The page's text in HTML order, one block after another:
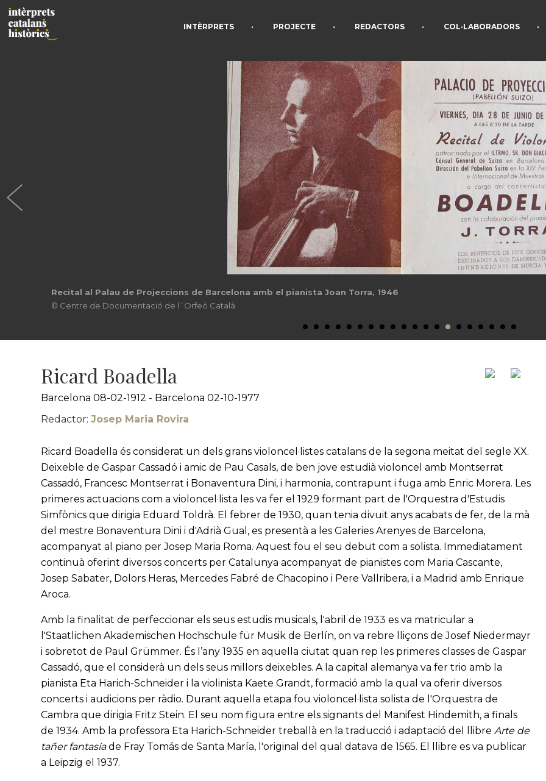
INTÈRPRETS • PROJECTE • REDACTORS • COL·LABORADORS •
Recital a Tetuán amb el pianista Jose Maria Garrido, 1947
© Arxiu familia Boadella
Ricard Boadella
Barcelona 08-02-1912 - Barcelona 02-10-1977
Redactor:Josep Maria Rovira
Ricard Boadella és considerat un dels grans violoncel·listes catalans de la segona meitat del segle XX.
Deixeble de Gaspar Cassadó i amic de Pau Casals, de ben jove estudià violoncel amb Montserrat
Cassadó, Francesc Montserrat i Bonaventura Dini, i harmonia, contrapunt i fuga amb Enric Morera. Les
primeres actuacions com a violoncel·lista les va fer el 1929 formant part de l'Orquestra d'Estudis
Simfònics que dirigia Eduard Toldrà. El febrer de 1930, quan tenia divuit anys acabats de fer, de la mà
del mestre Bonaventura Dini i d'Adrià Gual, es presentà a les Galeries Arenyes de Barcelona,
acompanyat al piano per Josep Maria Roma. Aquest fou el seu debut com a solista. Immediatament
continuà oferint diversos concerts per Catalunya acompanyat de pianistes com Maria Cascante,
Josep Sabater, Dolors Heras, Mercedes Fabré de Chacopino i Pere Vallribera, i a Madrid amb Enrique
Aroca.
Amb la finalitat de perfeccionar els seus estudis musicals, l'abril de 1933 es va matricular a
l'Staatlichen Akademischen Hochschule für Musik de Berlín, on va rebre lliçons de Josef Niedermayr
i sobretot de Paul Grümmer. És l’any 1935 en aquella ciutat quan rep les primeres classes de Gaspar
Cassadó, que el considerà un dels seus millors deixebles. A la capital alemanya va fer trio amb la
pianista Eta Harich-Schneider i la violinista Kaete Grandt, formació amb la qual va oferir diversos
concerts i audicions per ràdio. Durant aquella etapa fou violoncel·lista solista de l'Orquestra de
Cambra que dirigia Fritz Stein. El seu nom figura entre els signants del Manifest Hindemith, a finals
de 1934. Amb la professora Eta Harich-Schneider treballà en la traducció i adaptació del llibreArte de
tañer fantasíade Fray Tomás de Santa María, l'original del qual datava de 1565. El llibre es va publicar
a Leipzig el 1937.